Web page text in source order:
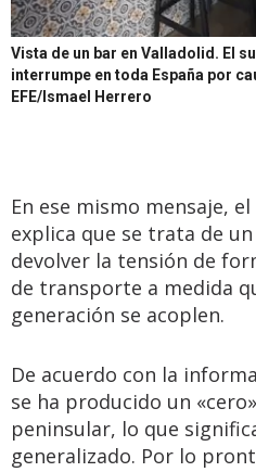
Vista de un bar en Valladolid. El
interrumpe en toda España por
EFE/Ismael Herrero
En ese mismo mensaje,
explica que se trata de
devolver la tensión de
de transporte a medida
generación se acoplen.
De acuerdo con la
se ha producido un
peninsular, lo que
generalizado. Por lo